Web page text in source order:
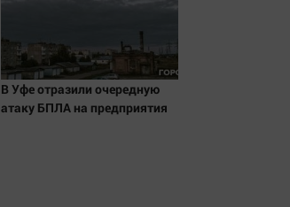
В Уфе отразили очередную
атаку БПЛА на предприятия